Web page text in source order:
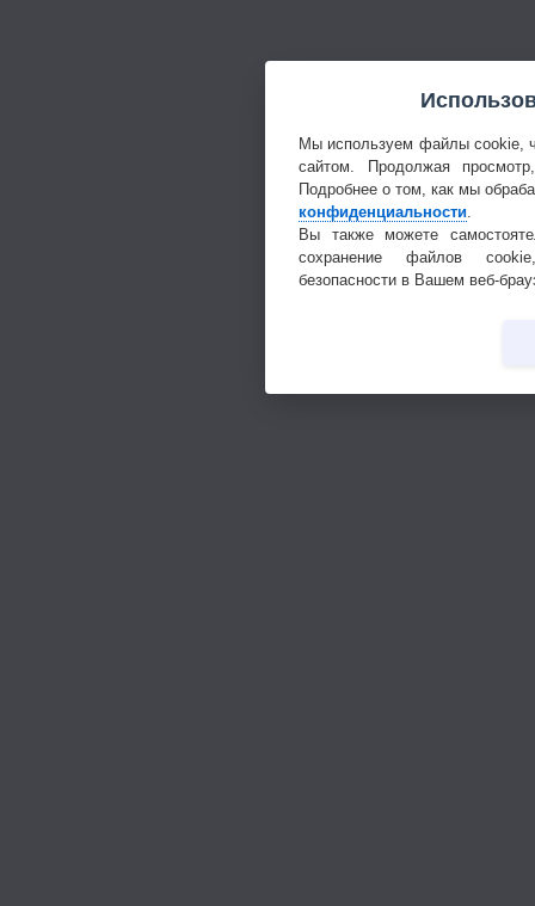
Мы используем файлы cookie,
сайтом. Продолжая
Подробнее о том, как мы
конфиденциальности
Вы также можете
сохранение файлов
безопасности в Вашем веб-